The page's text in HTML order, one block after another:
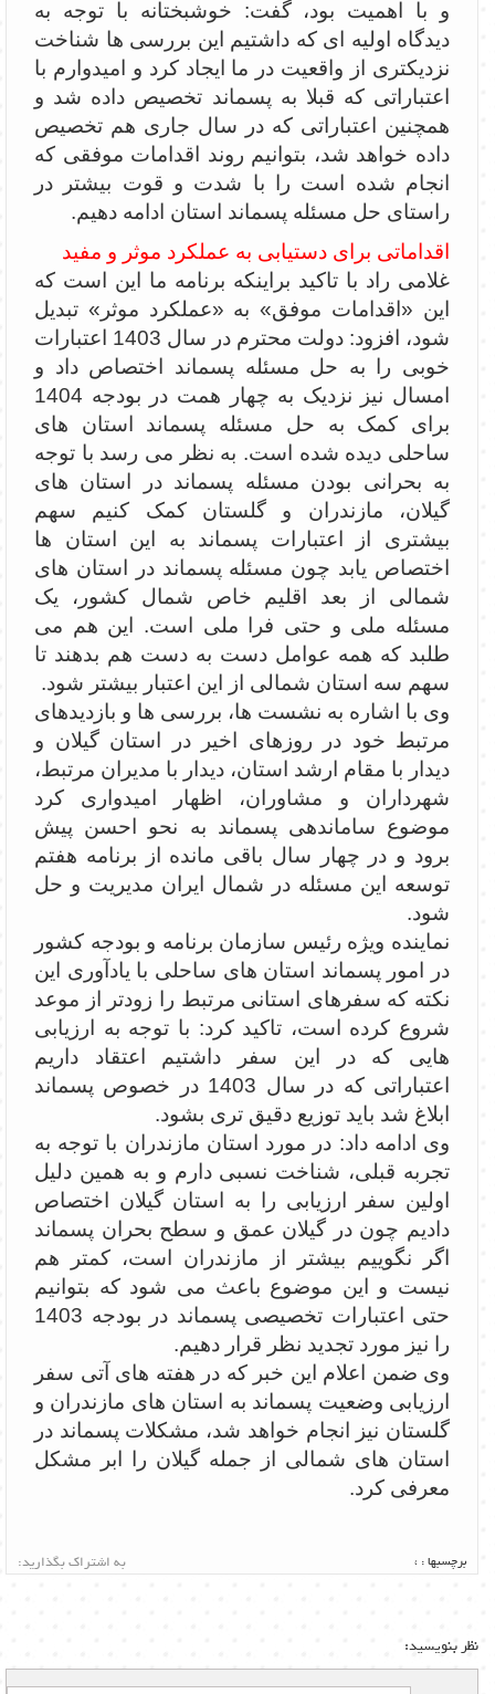
و با اهمیت بود، گفت: خوشبختانه با توجه به
دیدگاه اولیه ای که داشتیم این بررسی ها شناخت
نزدیکتری از واقعیت در ما ایجاد کرد و امیدوارم با
اعتباراتی که قبلا به پسماند تخصیص داده شد و
همچنین اعتباراتی که در سال جاری هم تخصیص
داده خواهد شد، بتوانیم روند اقدامات موفقی که
انجام شده است را با شدت و قوت بیشتر در
راستای حل مسئله پسماند استان ادامه دهیم.
اقداماتی برای دستیابی به عملکرد موثر و مفید
غلامی راد با تاکید براینکه برنامه ما این است که
این «اقدامات موفق» به «عملکرد موثر» تبدیل
شود، افزود: دولت محترم در سال 1403 اعتبارات
خوبی را به حل مسئله پسماند اختصاص داد و
امسال نیز نزدیک به چهار همت در بودجه 1404
برای کمک به حل مسئله پسماند استان های
ساحلی دیده شده است. به نظر می رسد با توجه
به بحرانی بودن مسئله پسماند در استان های
گیلان، مازندران و گلستان کمک کنیم سهم
بیشتری از اعتبارات پسماند به این استان ها
اختصاص یابد چون مسئله پسماند در استان های
شمالی از بعد اقلیم خاص شمال کشور، یک
مسئله ملی و حتی فرا ملی است. این هم می
طلبد که همه عوامل دست به دست هم بدهند تا
سهم سه استان شمالی از این اعتبار بیشتر شود.
وی با اشاره به نشست ها، بررسی ها و بازدیدهای
مرتبط خود در روزهای اخیر در استان گیلان و
دیدار با مقام ارشد استان، دیدار با مدیران مرتبط،
شهرداران و مشاوران، اظهار امیدواری کرد
موضوع ساماندهی پسماند به نحو احسن پیش
برود و در چهار سال باقی مانده از برنامه هفتم
توسعه این مسئله در شمال ایران مدیریت و حل
شود.
نماینده ویژه رئیس سازمان برنامه و بودجه کشور
در امور پسماند استان های ساحلی با یادآوری این
نکته که سفرهای استانی مرتبط را زودتر از موعد
شروع کرده است، تاکید کرد: با توجه به ارزیابی
هایی که در این سفر داشتیم اعتقاد داریم
اعتباراتی که در سال 1403 در خصوص پسماند
ابلاغ شد باید توزیع دقیق تری بشود.
وی ادامه داد: در مورد استان مازندران با توجه به
تجربه قبلی، شناخت نسبی دارم و به همین دلیل
اولین سفر ارزیابی را به استان گیلان اختصاص
دادیم چون در گیلان عمق و سطح بحران پسماند
اگر نگوییم بیشتر از مازندران است، کمتر هم
نیست و این موضوع باعث می شود که بتوانیم
حتی اعتبارات تخصیصی پسماند در بودجه 1403
را نیز مورد تجدید نظر قرار دهیم.
وی ضمن اعلام این خبر که در هفته های آتی سفر
ارزیابی وضعیت پسماند به استان های مازندران و
گلستان نیز انجام خواهد شد، مشکلات پسماند در
استان های شمالی از جمله گیلان را ابر مشکل
معرفی کرد.
برچسبها : ، به اشتراک بگذارید:
نظر بنویسید: